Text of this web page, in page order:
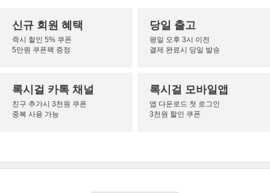
신규 회원 혜택
즉시 할인 5% 쿠폰
5만원 쿠폰팩 증정
당일 출고
평일 오후 3시 이전
결제 완료시 당일 발송
록시걸 카톡 채널
친구 추가시 3천원 쿠폰
중복 사용 가능
록시걸 모바일앱
앱 다운로드 첫 로그인
3천원 할인 쿠폰